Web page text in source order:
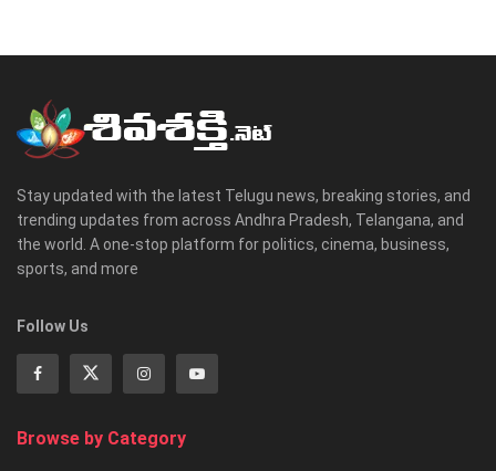
Stay updated with the latest Telugu news, breaking stories, and
trending updates from across Andhra Pradesh, Telangana, and
the world. A one-stop platform for politics, cinema, business,
sports, and more
Follow Us
Browse by Category